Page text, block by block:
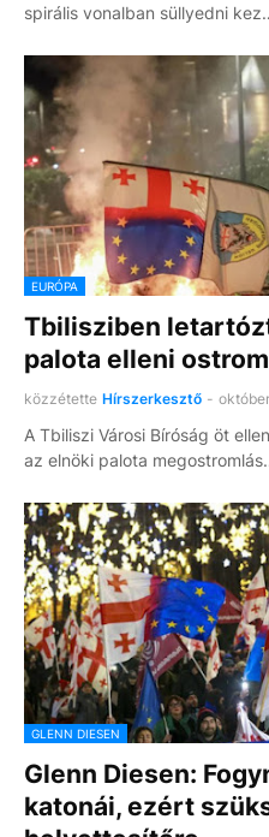
spirális vonalban süllyedni
EURÓPA
Tbilisziben
palota elleni
közzétette Hírszerkesztő -
A Tbiliszi Városi Bíróság öt
az elnöki palota
GLENN DIESEN
Glenn Diesen:
katonái, ezért